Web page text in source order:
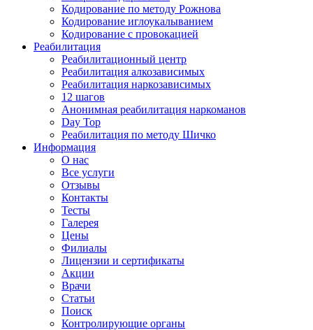
Кодирование по методу Рожнова
Кодирование иглоукалыванием
Кодирование с провокацией
Реабилитация
Реабилитационный центр
Реабилитация алкозависимых
Реабилитация наркозависимых
12 шагов
Анонимная реабилитация наркоманов
Day Top
Реабилитация по методу Шичко
Информация
О нас
Все услуги
Отзывы
Контакты
Тесты
Галерея
Цены
Филиалы
Лицензии и сертификаты
Акции
Врачи
Статьи
Поиск
Контролирующие органы